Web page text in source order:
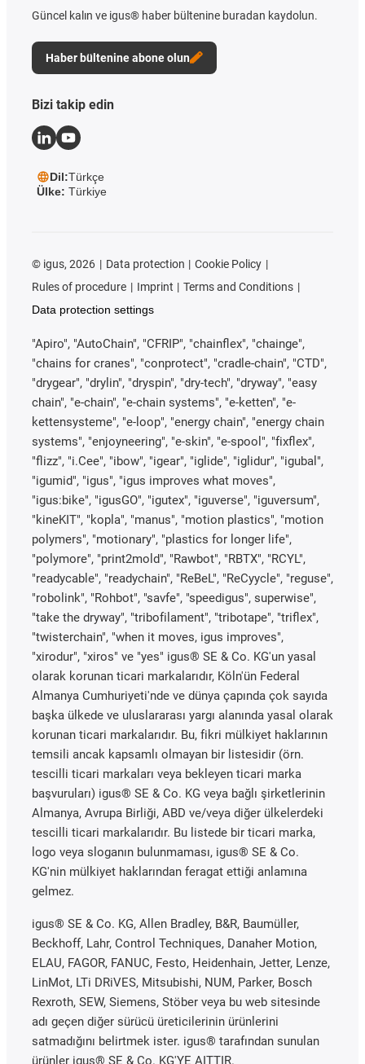
Güncel kalın ve igus® haber bültenine buradan kaydolun.
Haber bültenine abone olun
Bizi takip edin
Dil:Türkçe
Ülke: Türkiye
© igus, 2026 Data protection
Cookie Policy
Rules of procedure
Imprint
Terms and Conditions
Data protection settings
"Apiro", "AutoChain", "CFRIP", "chainflex", "chainge",
"chains for cranes", "conprotect", "cradle-chain", "CTD",
"drygear", "drylin", "dryspin", "dry-tech", "dryway", "easy
chain", "e-chain", "e-chain systems", "e-ketten", "e-
kettensysteme", "e-loop", "energy chain", "energy chain
systems", "enjoyneering", "e-skin", "e-spool", "fixflex",
"flizz", "i.Cee", "ibow", "igear", "iglide", "iglidur", "igubal",
"igumid", "igus", "igus improves what moves",
"igus:bike", "igusGO", "igutex", "iguverse", "iguversum",
"kineKIT", "kopla", "manus", "motion plastics", "motion
polymers", "motionary", "plastics for longer life",
"polymore", "print2mold", "Rawbot", "RBTX", "RCYL",
"readycable", "readychain", "ReBeL", "ReCyycle", "reguse",
"robolink", "Rohbot", "savfe", "speedigus", superwise",
"take the dryway", "tribofilament", "tribotape", "triflex",
"twisterchain", "when it moves, igus improves",
"xirodur", "xiros" ve "yes" igus® SE & Co. KG'un yasal
olarak korunan ticari markalarıdır, Köln'ün Federal
Almanya Cumhuriyeti'nde ve dünya çapında çok sayıda
başka ülkede ve uluslararası yargı alanında yasal olarak
korunan ticari markalarıdır. Bu, fikri mülkiyet haklarının
temsili ancak kapsamlı olmayan bir listesidir (örn.
tescilli ticari markaları veya bekleyen ticari marka
başvuruları) igus® SE & Co. KG veya bağlı şirketlerinin
Almanya, Avrupa Birliği, ABD ve/veya diğer ülkelerdeki
tescilli ticari markalarıdır. Bu listede bir ticari marka,
logo veya sloganın bulunmaması, igus® SE & Co.
KG'nin mülkiyet haklarından feragat ettiği anlamına
gelmez.
igus® SE & Co. KG, Allen Bradley, B&R, Baumüller,
Beckhoff, Lahr, Control Techniques, Danaher Motion,
ELAU, FAGOR, FANUC, Festo, Heidenhain, Jetter, Lenze,
LinMot, LTi DRiVES, Mitsubishi, NUM, Parker, Bosch
Rexroth, SEW, Siemens, Stöber veya bu web sitesinde
adı geçen diğer sürücü üreticilerinin ürünlerini
satmadığını belirtmek ister. igus® tarafından sunulan
ürünler igus® SE & Co. KG'YE AITTIR.